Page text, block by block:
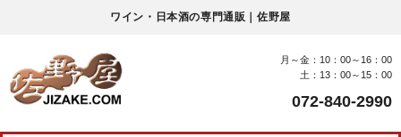
ワイン・日本酒の専門通販｜佐野屋
月～金：10：00～16：00
土：13：00～15：00
072-840-2990